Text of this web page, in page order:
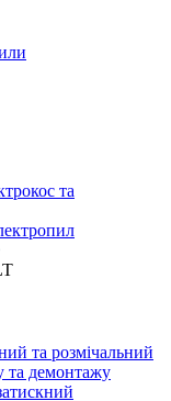
та
та розмічальний
та демонтажу